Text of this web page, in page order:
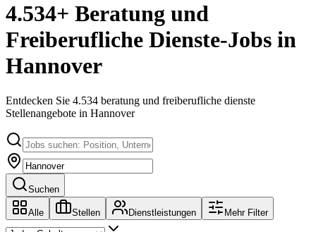
4.534+ Beratung und
Freiberufliche Dienste-Jobs in
Hannover
Entdecken Sie 4.534 beratung und freiberufliche dienste
Stellenangebote in Hannover
Suchen
Alle Stellen Dienstleistungen Mehr Filter